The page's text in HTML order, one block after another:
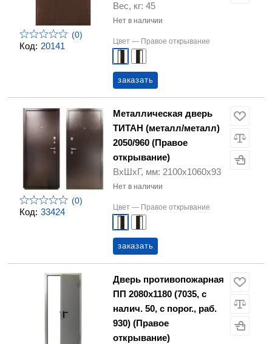
Код: 20141
(0)
Вес, кг: 45
Нет в наличии
Цвет — Правое открывание
заказать
Код: 33424
(0)
Металлическая дверь
ТИТАН (металл/металл)
2050/960 (Правое
открывание)
ВхШхГ, мм: 2100х1060х93
Нет в наличии
Цвет — Правое открывание
заказать
Дверь противопожарная
ПП 2080х1180 (7035, с
налич. 50, с порог., раб.
930) (Правое
открывание)